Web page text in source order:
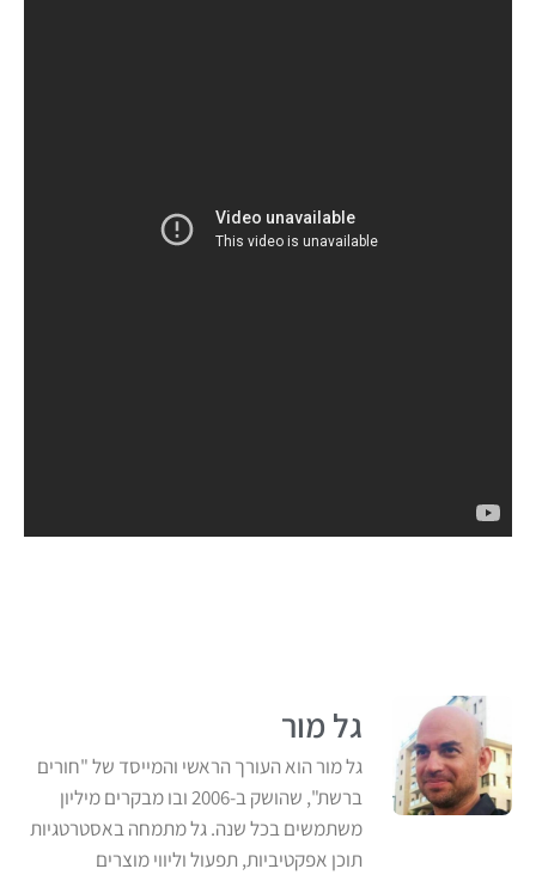
גל מור
גל מור הוא העורך הראשי והמייסד של "חורים
ברשת", שהושק ב-2006 ובו מבקרים מיליון
משתמשים בכל שנה. גל מתמחה באסטרטגיות
תוכן אפקטיביות, תפעול וליווי מוצרים